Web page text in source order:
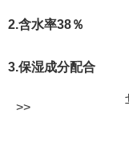
2.含水率38％
3.保湿成分配合